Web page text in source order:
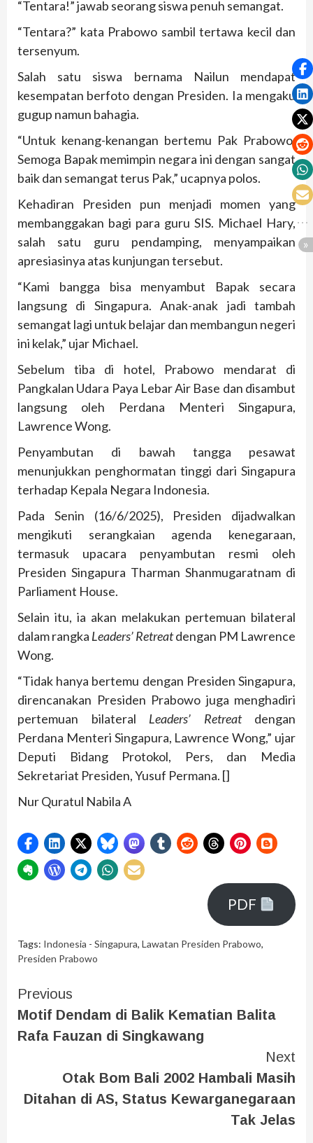
“Tentara!” jawab seorang siswa penuh semangat.
“Tentara?” kata Prabowo sambil tertawa kecil dan
tersenyum.
Salah satu siswa bernama Nailun mendapat
kesempatan berfoto dengan Presiden. Ia mengaku
gugup namun bahagia.
“Untuk kenang-kenangan bertemu Pak Prabowo.
Semoga Bapak memimpin negara ini dengan sangat
baik dan semangat terus Pak,” ucapnya polos.
Kehadiran Presiden pun menjadi momen yang
membanggakan bagi para guru SIS. Michael Hary,
salah satu guru pendamping, menyampaikan
apresiasinya atas kunjungan tersebut.
“Kami bangga bisa menyambut Bapak secara
langsung di Singapura. Anak-anak jadi tambah
semangat lagi untuk belajar dan membangun negeri
ini kelak,” ujar Michael.
Sebelum tiba di hotel, Prabowo mendarat di
Pangkalan Udara Paya Lebar Air Base dan disambut
langsung oleh Perdana Menteri Singapura,
Lawrence Wong.
Penyambutan di bawah tangga pesawat
menunjukkan penghormatan tinggi dari Singapura
terhadap Kepala Negara Indonesia.
Pada Senin (16/6/2025), Presiden dijadwalkan
mengikuti serangkaian agenda kenegaraan,
termasuk upacara penyambutan resmi oleh
Presiden Singapura Tharman Shanmugaratnam di
Parliament House.
Selain itu, ia akan melakukan pertemuan bilateral
dalam rangka Leaders’ Retreatdengan PM Lawrence
Wong.
“Tidak hanya bertemu dengan Presiden Singapura,
direncanakan Presiden Prabowo juga menghadiri
pertemuan bilateral Leaders’ Retreatdengan
Perdana Menteri Singapura, Lawrence Wong,” ujar
Deputi Bidang Protokol, Pers, dan Media
Sekretariat Presiden, Yusuf Permana. []
Nur Quratul Nabila A
PDF
Tags: Indonesia - Singapura, Lawatan Presiden Prabowo,
Presiden Prabowo
Previous
Motif Dendam di Balik Kematian Balita
Rafa Fauzan di Singkawang
Next
Otak Bom Bali 2002 Hambali Masih
Ditahan di AS, Status Kewarganegaraan
Tak Jelas